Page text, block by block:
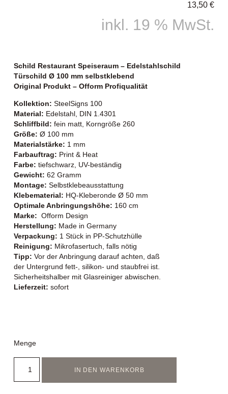
13,50€
inkl. 19 % MwSt.
Schild Restaurant Speiseraum – Edelstahlschild
Türschild Ø 100 mm selbstklebend
Original Produkt – Ofform Profiqualität
Kollektion: SteelSigns 100
Material: Edelstahl, DIN 1.4301
Schliffbild: fein matt, Korngröße 260
Größe: Ø 100 mm
Materialstärke: 1 mm
Farbauftrag: Print & Heat
Farbe: tiefschwarz, UV-beständig
Gewicht: 62 Gramm
Montage: Selbstklebeausstattung
Klebematerial: HQ-Kleberonde Ø 50 mm
Optimale Anbringungshöhe: 160 cm
Marke: Ofform Design
Herstellung: Made in Germany
Verpackung: 1 Stück in PP-Schutzhülle
Reinigung: Mikrofasertuch, falls nötig
Tipp: Vor der Anbringung darauf achten, daß
der Untergrund fett-, silikon- und staubfrei ist.
Sicherheitshalber mit Glasreiniger abwischen.
Lieferzeit: sofort
Menge
IN DEN WARENKORB